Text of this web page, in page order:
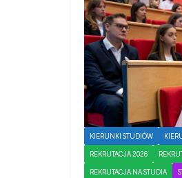
KIERUNKI STUDIÓW
REKRUTACJA 2026
REKRUTACJA NA STUDIA